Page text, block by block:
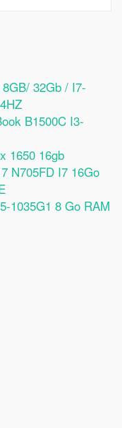
32Gb / I7-
B1500C I3-
1650 16gb
N705FD I7 16Go
1035G1 8 Go RAM